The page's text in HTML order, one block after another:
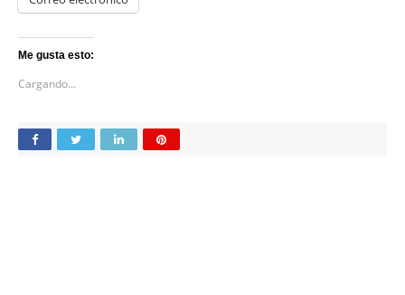
Me gusta esto:
Cargando...